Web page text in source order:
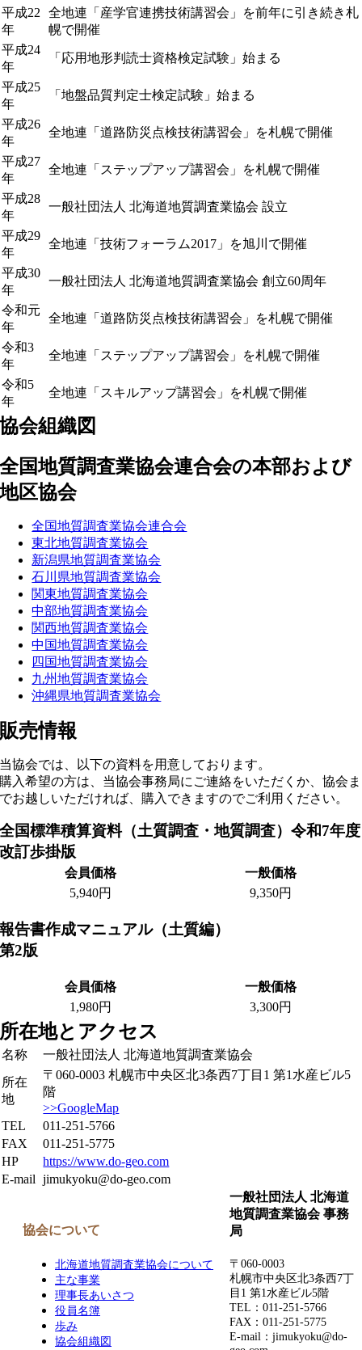
平成22
年
全地連「産学官連携技術講習会」を前年に引き続き札
幌で開催
平成24
年
「応用地形判読士資格検定試験」始まる
平成25
年
「地盤品質判定士検定試験」始まる
平成26
年
全地連「道路防災点検技術講習会」を札幌で開催
平成27
年
全地連「ステップアップ講習会」を札幌で開催
平成28
年
一般社団法人 北海道地質調査業協会 設立
平成29
年
全地連「技術フォーラム2017」を旭川で開催
平成30
年
一般社団法人 北海道地質調査業協会 創立60周年
令和元
年
全地連「道路防災点検技術講習会」を札幌で開催
令和3
年
全地連「ステップアップ講習会」を札幌で開催
令和5
年
全地連「スキルアップ講習会」を札幌で開催
協会組織図
全国地質調査業協会連合会の本部および
地区協会
全国地質調査業協会連合会
東北地質調査業協会
新潟県地質調査業協会
石川県地質調査業協会
関東地質調査業協会
中部地質調査業協会
関西地質調査業協会
中国地質調査業協会
四国地質調査業協会
九州地質調査業協会
沖縄県地質調査業協会
販売情報
当協会では、以下の資料を用意しております。
購入希望の方は、当協会事務局にご連絡をいただくか、協会ま
でお越しいただければ、購入できますのでご利用ください。
全国標準積算資料（土質調査・地質調査）令和7年度
改訂歩掛版
会員価格
一般価格
5,940円
9,350円
報告書作成マニュアル（土質編）
第2版
会員価格
一般価格
1,980円
3,300円
所在地とアクセス
名称
一般社団法人 北海道地質調査業協会
所在
地
〒060-0003 札幌市中央区北3条西7丁目1 第1水産ビル5
階
>>GoogleMap
TEL
011-251-5766
FAX
011-251-5775
HP
https://www.do-geo.com
E-mail
jimukyoku@do-geo.com
協会について
北海道地質調査業協会について
主な事業
理事長あいさつ
役員名簿
歩み
協会組織図
一般社団法人 北海道
地質調査業協会 事務
局
〒060-0003
札幌市中央区北3条西7丁
目1 第1水産ビル5階
TEL：011-251-5766
FAX：011-251-5775
E-mail：jimukyoku@do-